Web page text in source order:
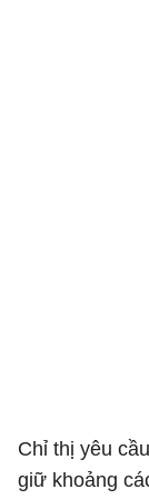
Chỉ thị yêu
giữ khoảng